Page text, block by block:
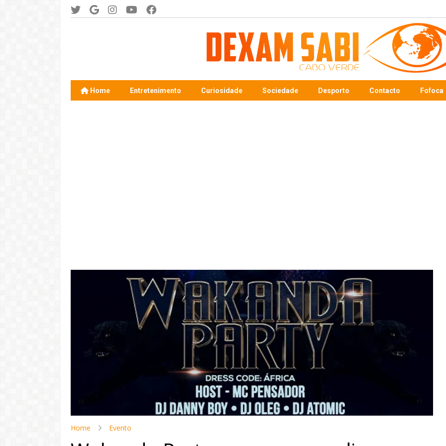
Home Entretenimento Curiosidade Sociedade Desporto Contacto Fofoca
Home Evento
"Com 16 anos fui para cama
com o Presidente "
Video: Caboverdiana konta